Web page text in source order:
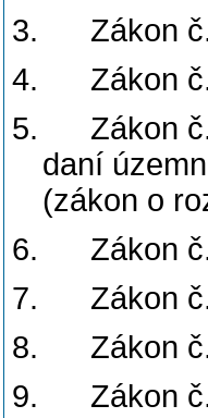
3.
Zákon
4.
Zákon
5.
Zákon
daní
(zákon o
6.
Zákon
7.
Zákon
8.
Zákon
9.
Zákon